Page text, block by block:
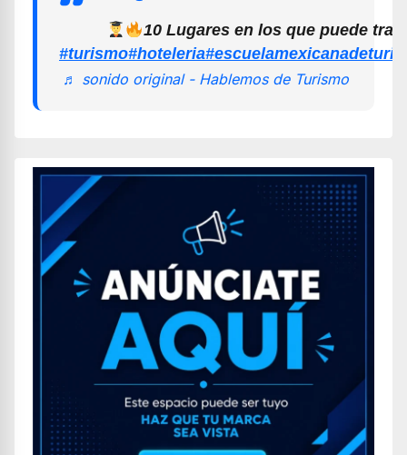
10 Lugares en los que puede
#turismo#hoteleria
♬ sonido original - Hablemos de Turismo